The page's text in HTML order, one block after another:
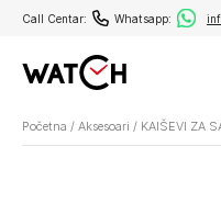
Call Centar: Whatsapp:
Početna / Aksesoari / KAIŠEVI ZA